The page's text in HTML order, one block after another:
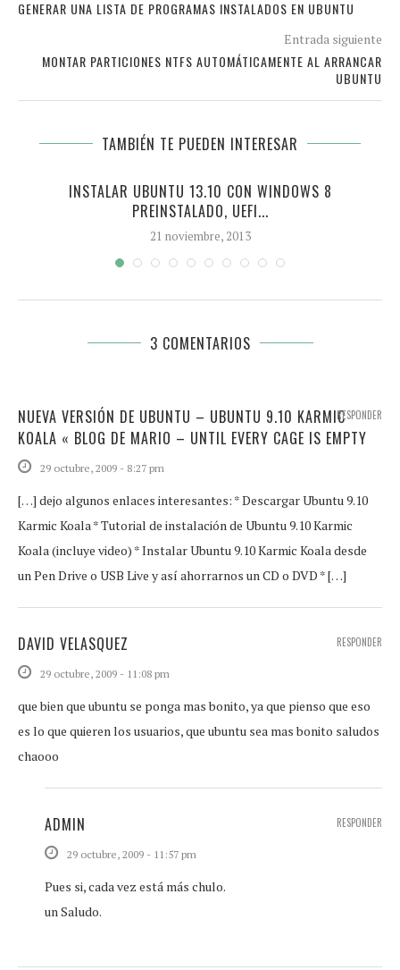
GENERAR UNA LISTA DE PROGRAMAS INSTALADOS EN UBUNTU
Entrada siguiente
MONTAR PARTICIONES NTFS AUTOMÁTICAMENTE AL ARRANCAR
UBUNTU
TAMBIÉN TE PUEDEN INTERESAR
INSTALAR UBUNTU 13.10 CON WINDOWS 8
PREINSTALADO, UEFI...
21 noviembre, 2013
3 COMENTARIOS
NUEVA VERSIÓN DE UBUNTU – UBUNTU 9.10 KARMIC
KOALA « BLOG DE MARIO – UNTIL EVERY CAGE IS EMPTY
29 octubre, 2009 - 8:27 pm
[…] dejo algunos enlaces interesantes: * Descargar Ubuntu 9.10
Karmic Koala * Tutorial de instalación de Ubuntu 9.10 Karmic
Koala (incluye video) * Instalar Ubuntu 9.10 Karmic Koala desde
un Pen Drive o USB Live y así ahorrarnos un CD o DVD * […]
RESPONDER
DAVID VELASQUEZ
29 octubre, 2009 - 11:08 pm
que bien que ubuntu se ponga mas bonito, ya que pienso que eso
es lo que quieren los usuarios, que ubuntu sea mas bonito saludos
chaooo
RESPONDER
ADMIN
29 octubre, 2009 - 11:57 pm
Pues si, cada vez está más chulo.
un Saludo.
RESPONDER